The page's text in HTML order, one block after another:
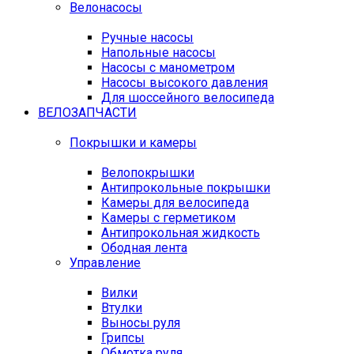
Велонасосы
Ручные насосы
Напольные насосы
Насосы с манометром
Насосы высокого давления
Для шоссейного велосипеда
ВЕЛОЗАПЧАСТИ
Покрышки и камеры
Велопокрышки
Антипрокольные покрышки
Камеры для велосипеда
Камеры с герметиком
Антипрокольная жидкость
Ободная лента
Управление
Вилки
Втулки
Выносы руля
Грипсы